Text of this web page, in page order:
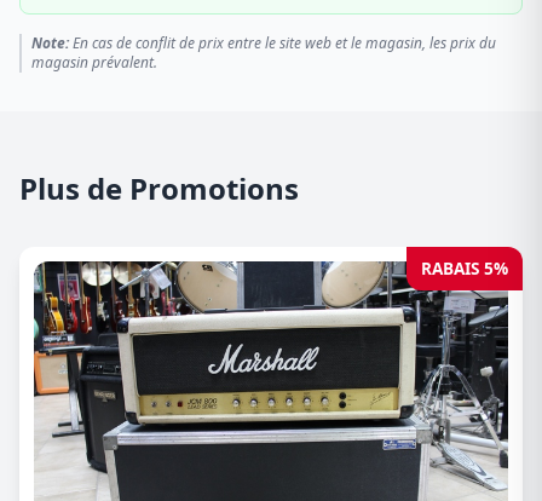
Note:En cas de conflit de prix entre le site web et le magasin, les prix du
magasin prévalent.
Plus de Promotions
RABAIS 5%